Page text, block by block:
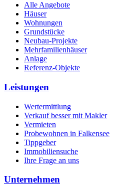
Alle Angebote
Häuser
Wohnungen
Grundstücke
Neubau-Projekte
Mehrfamilienhäuser
Anlage
Referenz-Objekte
Leistungen
Wertermittlung
Verkauf besser mit Makler
Vermieten
Probewohnen in Falkensee
Tippgeber
Immobiliensuche
Ihre Frage an uns
Unternehmen